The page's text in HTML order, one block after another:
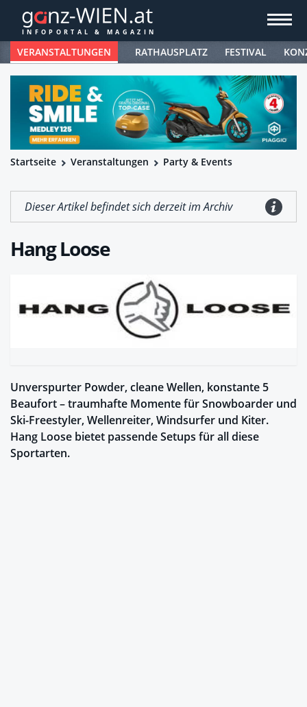
VERANSTALTUNGEN RATHAUSPLATZ FESTIVAL
Startseite Veranstaltungen Party & Events
Dieser Artikel befindet sich derzeit im Archiv
Hang Loose
Unverspurter Powder, cleane Wellen, konstante 5
Beaufort – traumhafte Momente für Snowboarder und
Ski-Freestyler, Wellenreiter, Windsurfer und Kiter.
Hang Loose bietet passende Setups für all diese
Sportarten.